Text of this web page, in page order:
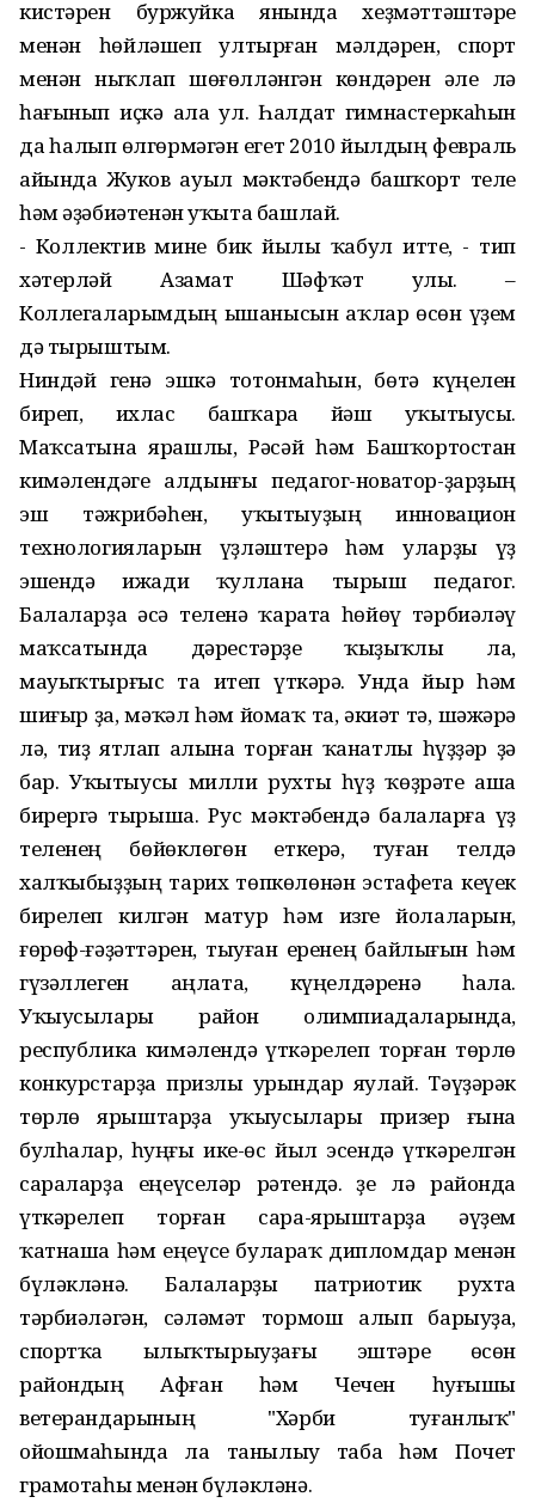
кистәрен буржуйка янында хеҙмәттәштәре
менән һөйләшеп ултырған мәлдәрен, спорт
менән ныҡлап шөғөлләнгән көндәрен әле лә
һағынып иҫкә ала ул. Һалдат гимнастеркаһын
да һалып өлгөрмәгән егет 2010 йылдың февраль
айында Жуков ауыл мәктәбендә башҡорт теле
һәм әҙәбиәтенән уҡыта башлай.
- Коллектив мине бик йылы ҡабул итте, - тип
хәтерләй Азамат Шәфҡәт улы. –
Коллегаларымдың ышанысын аҡлар өсөн үҙем
дә тырыштым.
Ниндәй генә эшкә тотонмаһын, бөтә күңелен
биреп, ихлас башҡара йәш уҡытыусы.
Маҡсатына ярашлы, Рәсәй һәм Башҡортостан
кимәлендәге алдынғы педагог-новатор-ҙарҙың
эш тәжрибәһен, уҡытыуҙың инновацион
технологияларын үҙләштерә һәм уларҙы үҙ
эшендә ижади ҡуллана тырыш педагог.
Балаларҙа әсә теленә ҡарата һөйөү тәрбиәләү
маҡсатында дәрестәрҙе ҡыҙыҡлы ла,
мауыҡтырғыс та итеп үткәрә. Унда йыр һәм
шиғыр ҙа, мәҡәл һәм йомаҡ та, әкиәт тә, шәжәрә
лә, тиҙ ятлап алына торған ҡанатлы һүҙҙәр ҙә
бар. Уҡытыусы милли рухты һүҙ ҡөҙрәте аша
бирергә тырыша. Рус мәктәбендә балаларға үҙ
теленең бөйөклөгөн еткерә, туған телдә
халҡыбыҙҙың тарих төпкөлөнән эстафета кеүек
бирелеп килгән матур һәм изге йолаларын,
ғөрөф-ғәҙәттәрен, тыуған еренең байлығын һәм
гүзәллеген аңлата, күңелдәренә һала.
Уҡыусылары район олимпиадаларында,
республика кимәлендә үткәрелеп торған төрлө
конкурстарҙа призлы урындар яулай. Тәүҙәрәк
төрлө ярыштарҙа уҡыусылары призер ғына
булһалар, һуңғы ике-өс йыл эсендә үткәрелгән
сараларҙа еңеүселәр рәтендә. Үҙе лә районда
үткәрелеп торған сара-ярыштарҙа әүҙем
ҡатнаша һәм еңеүсе булараҡ дипломдар менән
бүләкләнә. Балаларҙы патриотик рухта
тәрбиәләгән, сәләмәт тормош алып барыуҙа,
спортҡа ылыҡтырыуҙағы эштәре өсөн
райондың Афған һәм Чечен һуғышы
ветерандарының "Хәрби туғанлыҡ"
ойошмаһында ла танылыу таба һәм Почет
грамотаһы менән бүләкләнә.